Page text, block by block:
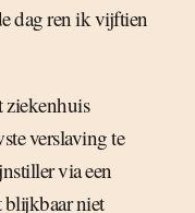
dag ren ik vijftien
ziekenhuis
verslaving te
via een
blijkbaar niet